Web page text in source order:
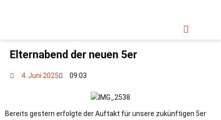
Elternabend der neuen 5er
4. Juni 2025 09:03
Bereits gestern erfolgte der Auftakt für unsere zukünftigen 5er